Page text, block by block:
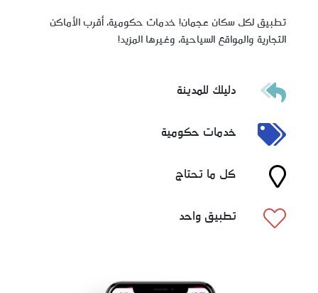
تطبيق لكل سكان عجمان! خدمات حكومية، أقرب الأماكن
التجارية والمواقع السياحية، وغيرها المزيد!
دليلك للمدينة
خدمات حكومية
كل ما تحتاج
تطبيق واحد